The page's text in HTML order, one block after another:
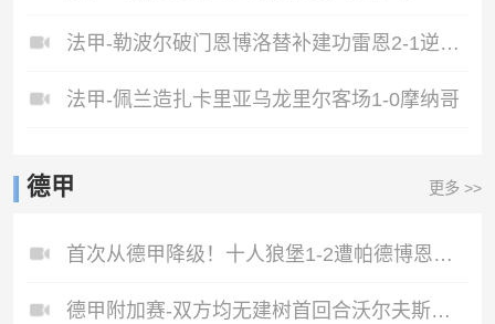
法甲-勒波尔破门恩博洛替补建功雷恩2-1逆转巴黎FC
法甲-佩兰造扎卡里亚乌龙里尔客场1-0摩纳哥
德甲 更多 >>
首次从德甲降级！十人狼堡1-2遭帕德博恩逆转库尔达加时赛制胜
德甲附加赛-双方均无建树首回合沃尔夫斯堡0-0帕德博恩